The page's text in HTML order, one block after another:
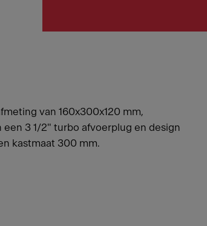
van 160x300x120 mm,
3 1/2" turbo afvoerplug en design
kastmaat 300 mm.